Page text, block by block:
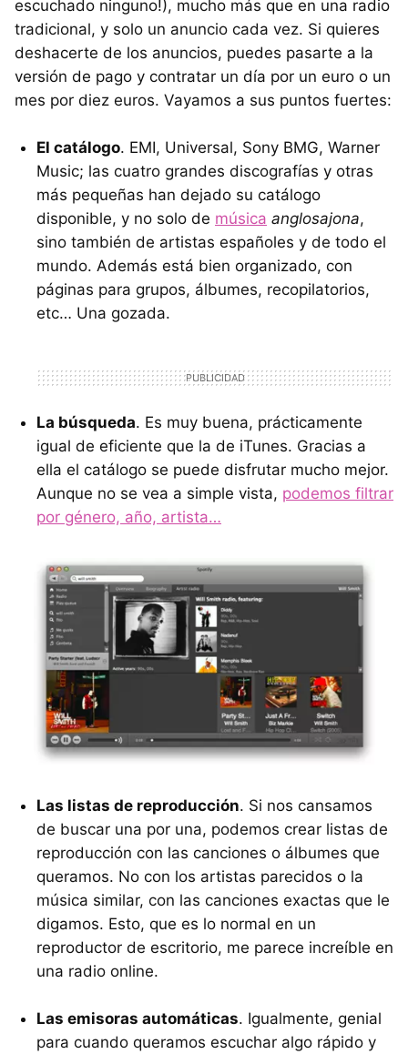
escuchado ninguno!), mucho más que en una radio
tradicional, y solo un anuncio cada vez. Si quieres
deshacerte de los anuncios, puedes pasarte a la
versión de pago y contratar un día por un euro o un
mes por diez euros. Vayamos a sus puntos fuertes:
El catálogo. EMI, Universal, Sony BMG, Warner
Music; las cuatro grandes discografías y otras
más pequeñas han dejado su catálogo
disponible, y no solo de música anglosajona,
sino también de artistas españoles y de todo el
mundo. Además está bien organizado, con
páginas para grupos, álbumes, recopilatorios,
etc… Una gozada.
La búsqueda. Es muy buena, prácticamente
igual de eficiente que la de iTunes. Gracias a
ella el catálogo se puede disfrutar mucho mejor.
Aunque no se vea a simple vista, podemos filtrar
por género, año, artista…
Las listas de reproducción. Si nos cansamos
de buscar una por una, podemos crear listas de
reproducción con las canciones o álbumes que
queramos. No con los artistas parecidos o la
música similar, con las canciones exactas que le
digamos. Esto, que es lo normal en un
reproductor de escritorio, me parece increíble en
una radio online.
Las emisoras automáticas. Igualmente, genial
para cuando queramos escuchar algo rápido y